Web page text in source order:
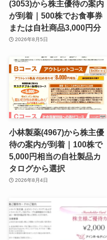
(3053)から株主優待の案内
が到着｜500株でお食事券
または自社商品3,000円分
2026年8月5日
小林製薬(4967)から株主優
待の案内が到着｜100株で
5,000円相当の自社製品カ
タログから選択
2026年8月4日